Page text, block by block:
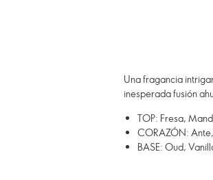
Una fragancia
inesperada fusión
TOP: Fresa,
CORAZÓN:
BASE: Oud,